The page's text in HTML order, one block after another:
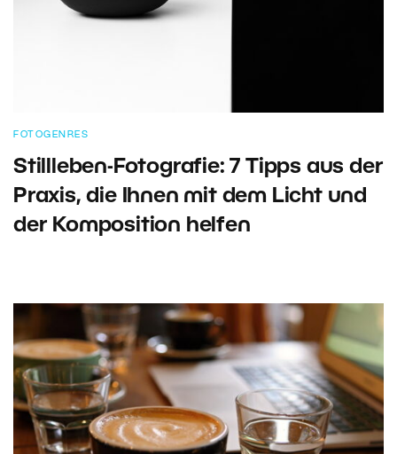
FOTOGENRES
Stillleben-Fotografie: 7 Tipps aus der
Praxis, die Ihnen mit dem Licht und
der Komposition helfen